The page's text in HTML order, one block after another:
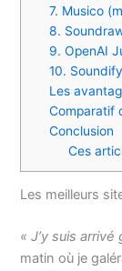
7. Musico
8.
9. OpenAI
10.
Les
Comparatif
Conclusion
Ces
Les meilleurs
« J’y suis arrivé
matin où je